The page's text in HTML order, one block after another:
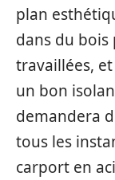
plan
dans du
travaillées,
un bon
demandera
tous les
carport en